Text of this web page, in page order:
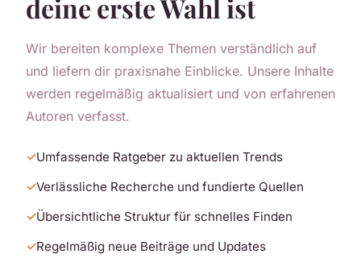
deine erste Wahl ist
Wir bereiten komplexe Themen verständlich auf
und liefern dir praxisnahe Einblicke. Unsere Inhalte
werden regelmäßig aktualisiert und von erfahrenen
Autoren verfasst.
Umfassende Ratgeber zu aktuellen Trends
Verlässliche Recherche und fundierte Quellen
Übersichtliche Struktur für schnelles Finden
Regelmäßig neue Beiträge und Updates